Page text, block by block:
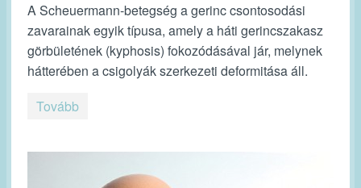
A Scheuermann-betegség a gerinc csontosodási
zavarainak egyik típusa, amely a háti gerincszakasz
görbületének (kyphosis) fokozódásával jár, melynek
hátterében a csigolyák szerkezeti deformitása áll.
Tovább